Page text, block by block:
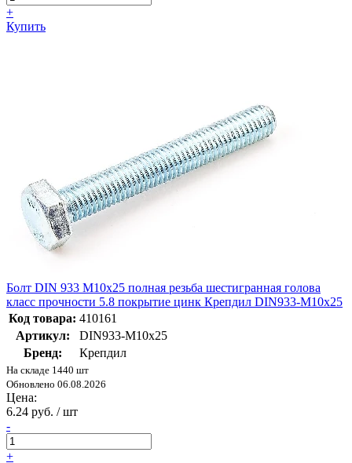
+
Купить
Болт DIN 933 М10х25 полная резьба шестигранная голова
класс прочности 5.8 покрытие цинк Крепдил DIN933-M10x25
Код товара: 410161
Артикул:
DIN933-M10x25
Бренд:
Крепдил
На складе 1440 шт
Обновлено 06.08.2026
Цена:
6.24 руб. / шт
-
+